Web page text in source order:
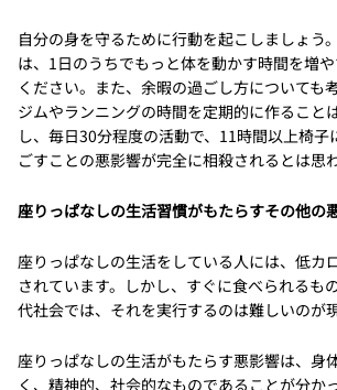
自分の身を守るために行動を起こしましょう
は、1日のうちでもっと体を動かす時間を増
ください。また、余暇の過ごし方についても
ジムやランニングの時間を定期的に作ること
し、毎日30分程度の活動で、11時間以上椅子
ごすことの悪影響が完全に相殺されるとは思
座りっぱなしの生活習慣がもたらすその他の
座りっぱなしの生活をしている人には、低カ
されています。しかし、すぐに食べられるも
代社会では、それを実行するのは難しいのが現
座りっぱなしの生活がもたらす悪影響は、身
く、精神的、社会的なものであることが分か